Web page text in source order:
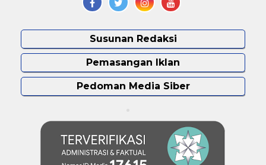
Susunan Redaksi
Pemasangan Iklan
Pedoman Media Siber